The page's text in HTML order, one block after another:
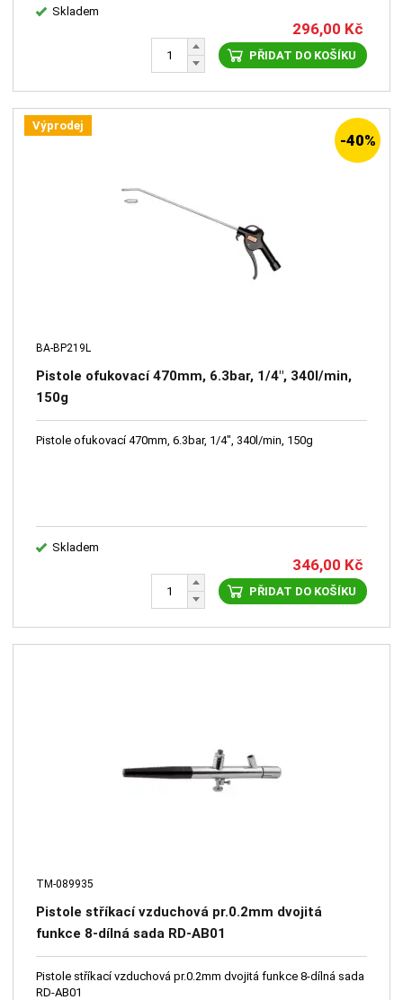
Skladem
296,00 Kč
PŘIDAT DO KOŠÍKU
Výprodej
-40%
BA-BP219L
Pistole ofukovací 470mm, 6.3bar, 1/4", 340l/min,
150g
Pistole ofukovací 470mm, 6.3bar, 1/4", 340l/min, 150g
Skladem
346,00 Kč
PŘIDAT DO KOŠÍKU
TM-089935
Pistole stříkací vzduchová pr.0.2mm dvojitá
funkce 8-dílná sada RD-AB01
Pistole stříkací vzduchová pr.0.2mm dvojitá funkce 8-dílná sada
RD-AB01